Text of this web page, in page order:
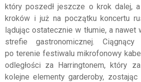
który poszedł jeszcze o krok dalej,
kroków i już na początku koncertu
lądując ostatecznie w tłumie, a nawet
strefie gastronomicznej.
po terenie festiwalu mikrofonowy
odległości za Harringtonem, który
kolejne elementy garderoby,